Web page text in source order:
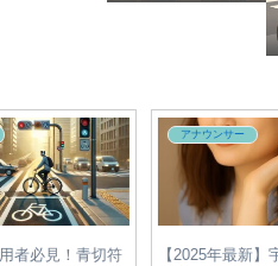
符
アナウンサー
【2025年最新】宇賀神メグ